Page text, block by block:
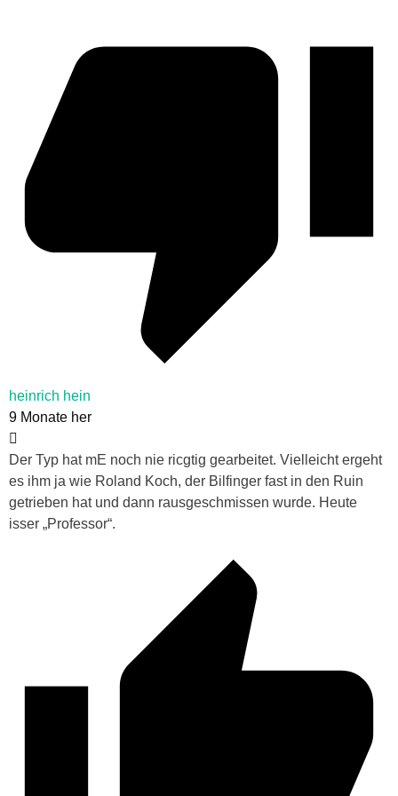
heinrich hein
9 Monate her
Der Typ hat mE noch nie ricgtig gearbeitet. Vielleicht ergeht
es ihm ja wie Roland Koch, der Bilfinger fast in den Ruin
getrieben hat und dann rausgeschmissen wurde. Heute
isser „Professor“.